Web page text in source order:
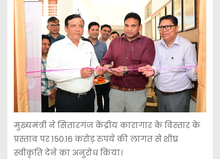
मुख्यमंत्री ने सितारगंज केंद्रीय कारागार के विस्तार के
प्रस्ताव पर 150.16 करोड़ रुपये की लागत से शीघ्र
स्वीकृति देने का अनुरोध किया।